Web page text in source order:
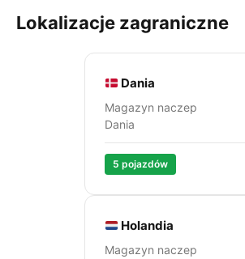
Lokalizacje zagraniczne
Dania
Magazyn naczep
Dania
5 pojazdów
Holandia
Magazyn naczep